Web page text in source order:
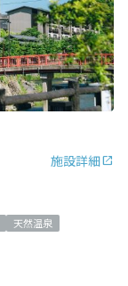
施設詳細
天然温泉